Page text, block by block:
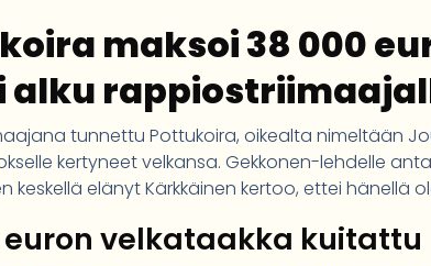
maksoi 38 000
alku
tunnettu Pottukoira, oikealta nimeltään
kertyneet velkansa. Gekkonen-lehdelle
keskellä elänyt Kärkkäinen kertoo, ettei hänellä
euron velkataakka kuitattu